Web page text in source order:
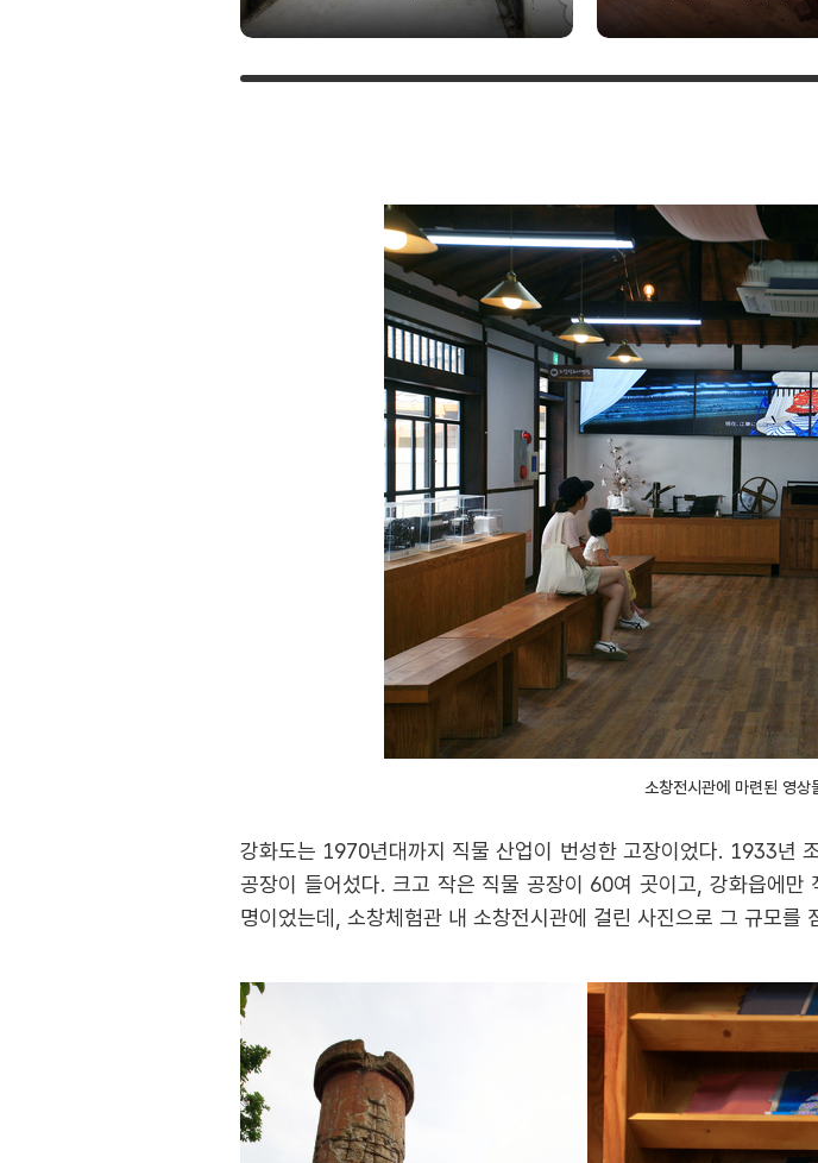
소창전시관에 마련된 영상
강화도는 1970년대까지 직물 산업이 번성한 고장이었다. 1933년
공장이 들어섰다. 크고 작은 직물 공장이 60여 곳이고, 강화읍에
명이었는데, 소창체험관 내 소창전시관에 걸린 사진으로 그 규모를